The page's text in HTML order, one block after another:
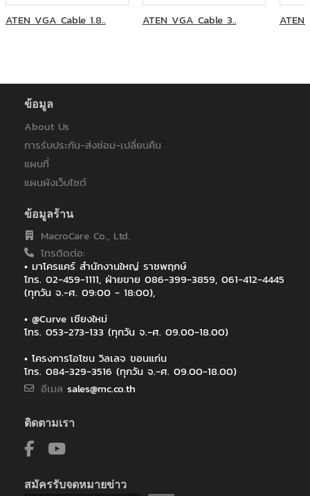
คณะวิทยาการจัดการ มหาวิทยาลัยราชภัฎวไลยอลงกรณ์
คณะแพทยศาสตร์ มหาวิทยาลัยมหิดล โรงพยาบาลรามาธิบดี
บริษัท กรุงเทพโทรทัศน์และวิทยุ จำกัด
บริษัท ทรัยโมทีฟ เอเซีย แปซิฟิค จำกัด
บริษัท พีทีที ดิจิตอล โซลูชั่น จำกัด
บริษัท ออโตสตอร์ จำกัด
บริษัท โซริเมะ (ประเทศไทย) จำกัด
ภาควิชาคณะวิศวะ โยธา สถาบันเทคโนโลยีพระจอมเกล้าเจ้าคุณทหาร
ลาดกระบัง
ภาควิชาวิสัญญีวิทยา คณะแพทยศาสตร์ มหาวิทยาลัยเชียงใหม่
มหาวิทยาลัยกรุงเทพ
มหาวิทยาลัยมหาสารคาม
มหาวิทยาลัยมหิดล
มหาวิทยาลัยวลัยลักษณ์
มหาวิทยาลัยสงขลานครินทร์
มหาวิทยาลัยสงขลานครินทร์ วิทยาเขตหาดใหญ่
มหาวิทยาลัยเชียงใหม่
มหาวิทยาลัยเทคโนโลยีราชมงคลศรีวิชัย วิทยาเขตนครศรีธรรมราช ไส
ใหญ่
มูลนิธิแห่งสภาคริสตจักรในประเทศไทย
วิทยาลัยสหวิทยาการ เกาะสมุย มหาวิทยาลัยราชภัฏสุราษฎร์ธานี
ศูนย์แพทยศาสตรศึกษาชั้นคลินิก โรงพยาบาลพุทธโสธร
สถาบันเทคโนโลยีนิวเคลียร์แห่งชาติ
ATEN VGA Cable 1.8.. ATEN VGA Cable 3.. ATEN
ข้อมูล
About Us
การรับประกัน-ส่งซ่อม-เปลี่ยนคืน
แผนที่
แผนผังเว็บไซต์
ข้อมูลร้าน
MacroCare Co., Ltd.
โทรติดต่อ:
• มาโครแคร์ สำนักงานใหญ่ ราชพฤกษ์
โทร. 02-459-1111, ฝ่ายขาย 086-399-3859, 061-412-4445
(ทุกวัน จ.-ศ. 09:00 - 18:00),
• @Curve เชียงใหม่
โทร. 053-273-133 (ทุกวัน จ.-ศ. 09.00-18.00)
• โครงการโอโซน วิลเลจ ขอนแก่น
โทร. 084-329-3516 (ทุกวัน จ.-ศ. 09.00-18.00)
อีเมล sales@mc.co.th
ติดตามเรา
สมัครรับจดหมายข่าว